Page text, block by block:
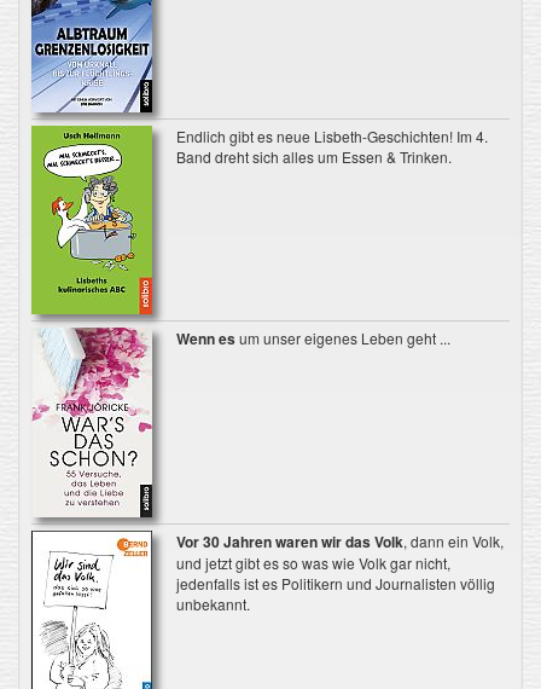
Endlich gibt es neue Lisbeth-Geschichten! Im 4.
Band dreht sich alles um Essen & Trinken.
Wenn es um unser eigenes Leben geht ...
Vor 30 Jahren waren wir das Volk, dann ein Volk,
und jetzt gibt es so was wie Volk gar nicht,
jedenfalls ist es Politikern und Journalisten völlig
unbekannt.